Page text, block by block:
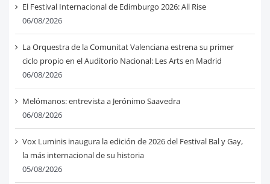
El Festival Internacional de Edimburgo 2026: All Rise
06/08/2026
La Orquestra de la Comunitat Valenciana estrena su primer
ciclo propio en el Auditorio Nacional: Les Arts en Madrid
06/08/2026
Melómanos: entrevista a Jerónimo Saavedra
06/08/2026
Vox Luminis inaugura la edición de 2026 del Festival Bal y Gay,
la más internacional de su historia
05/08/2026